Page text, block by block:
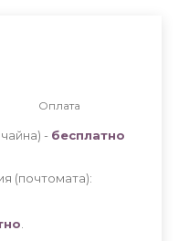
Оплата
- бесплатно
(почтомата):